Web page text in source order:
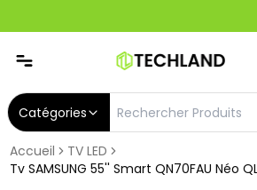
Catégories
Accueil
TV LED
Tv SAMSUNG 55'' Smart QN70FAU Néo